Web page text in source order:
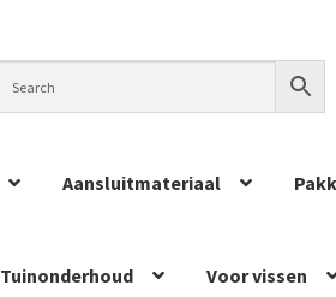
Aansluitmateriaal
Tuinonderhoud Voor vissen